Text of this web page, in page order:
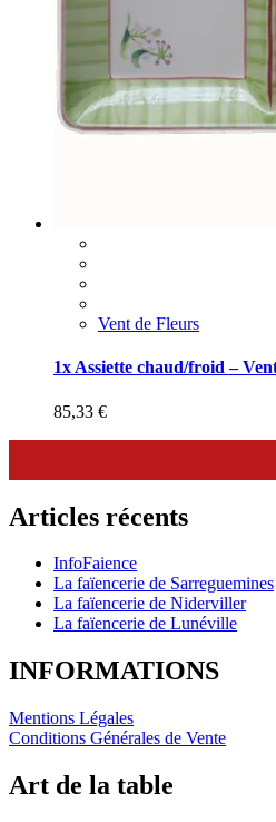
Vent de Fleurs
1x Assiette chaud/froid –
85,33 €
Articles récents
InfoFaience
La faïencerie de Sarreguemines
La faïencerie de Niderviller
La faïencerie de Lunéville
INFORMATIONS
Mentions Légales
Conditions Générales de Vente
Art de la table